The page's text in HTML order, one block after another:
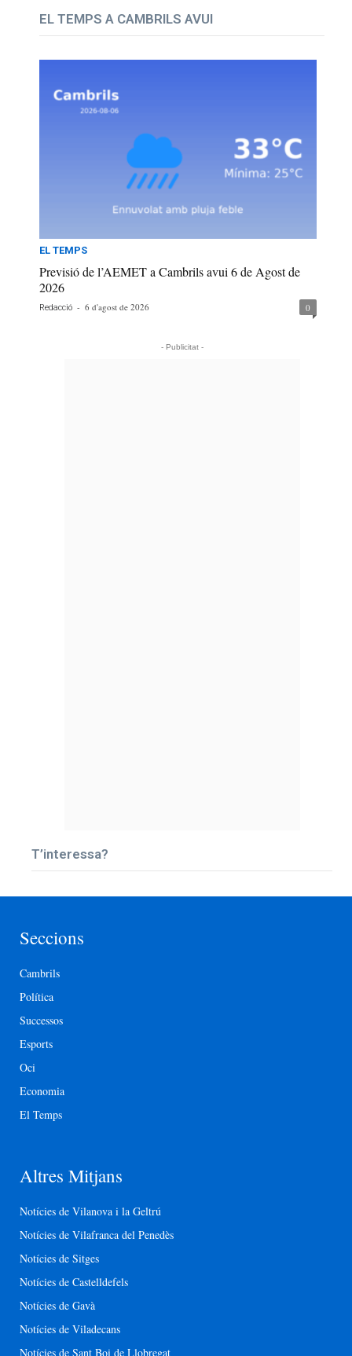
EL TEMPS A CAMBRILS AVUI
EL TEMPS
Previsió de l’AEMET a Cambrils avui 6 de Agost de
2026
Redacció - 6 d'agost de 2026 0
- Publicitat -
T’interessa?
Seccions
Cambrils
Política
Successos
Esports
Oci
Economia
El Temps
Altres Mitjans
Notícies de Vilanova i la Geltrú
Notícies de Vilafranca del Penedès
Notícies de Sitges
Notícies de Castelldefels
Notícies de Gavà
Notícies de Viladecans
Notícies de Sant Boi de Llobregat